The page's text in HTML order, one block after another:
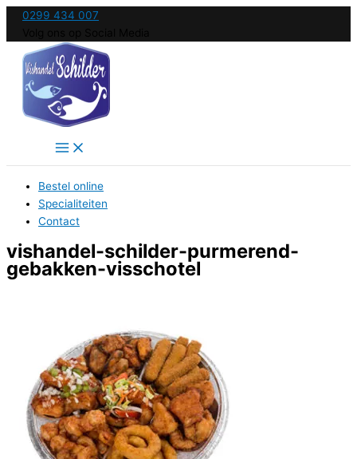
inhoud
0299 434 007
Bestel online
Specialiteiten
Contact
vishandel-schilder-purmerend-
gebakken-visschotel